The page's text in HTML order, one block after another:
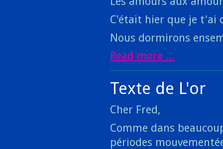
C'était hier que je t'ai
Nous dormirons
Read more ...
Texte de L'or
Cher Fred,
Comme dans
périodes